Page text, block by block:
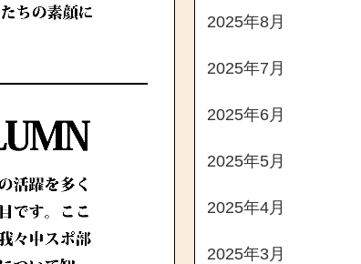
2025年8月
2025年7月
2025年6月
2025年5月
2025年4月
2025年3月